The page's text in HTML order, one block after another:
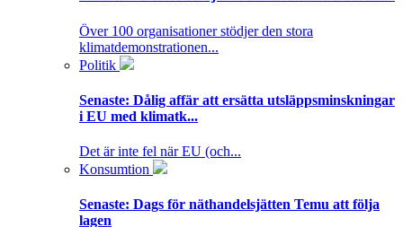
Över 100 organisationer stödjer den stora
klimatdemonstrationen...
Politik
Senaste: Dålig affär att ersätta utsläppsminskningar
i EU med klimatk...
Det är inte fel när EU (och...
Konsumtion
Senaste: Dags för näthandelsjätten Temu att följa
lagen